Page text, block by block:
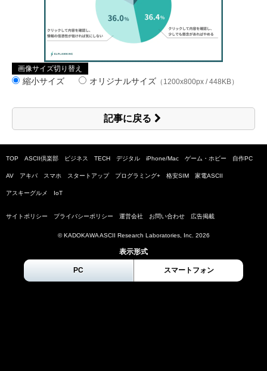
画像サイズ切り替え
縮小サイズ オリジナルサイズ （1200x800px / 448KB）
記事に戻る
TOP ASCII倶楽部 ビジネス TECH デジタル iPhone/Mac ゲーム・ホビー 自作PC
AV アキバ スマホ スタートアップ プログラミング+ 格安SIM 家電ASCII
アスキーグルメ IoT
サイトポリシー プライバシーポリシー 運営会社 お問い合わせ 広告掲載
© KADOKAWA ASCII Research Laboratories, Inc. 2026
表示形式
PC スマートフォン